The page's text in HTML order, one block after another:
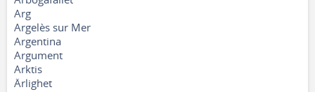
Arg
Argelès sur Mer
Argentina
Argument
Arktis
Ärlighet